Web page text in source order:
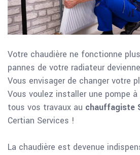
Votre chaudière ne fonctionne
pannes de votre radiateur
Vous envisager de changer votre
Vous voulez installer une pompe
tous vos travaux au chauffagiste
Certian Services !
La chaudière est devenue